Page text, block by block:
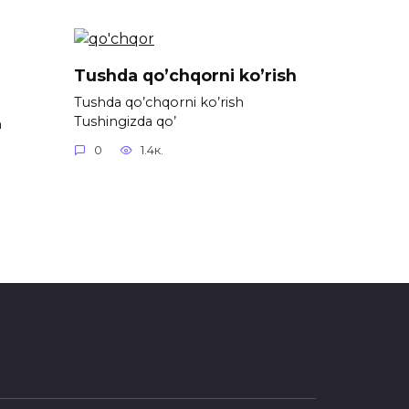
Tushda qo’chqorni ko’rish
Tushda qo’chqorni ko’rish
Tushingizda qo’
0 1.4к.